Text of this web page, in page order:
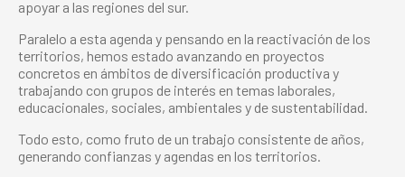
apoyar a las regiones del sur.
Paralelo a esta agenda y pensando en la reactivación de los
territorios, hemos estado avanzando en proyectos
concretos en ámbitos de diversificación productiva y
trabajando con grupos de interés en temas laborales,
educacionales, sociales, ambientales y de sustentabilidad.
Todo esto, como fruto de un trabajo consistente de años,
generando confianzas y agendas en los territorios.